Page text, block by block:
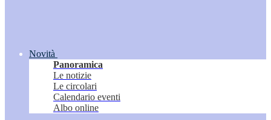
Novità
Panoramica
Le notizie
Le circolari
Calendario eventi
Albo online